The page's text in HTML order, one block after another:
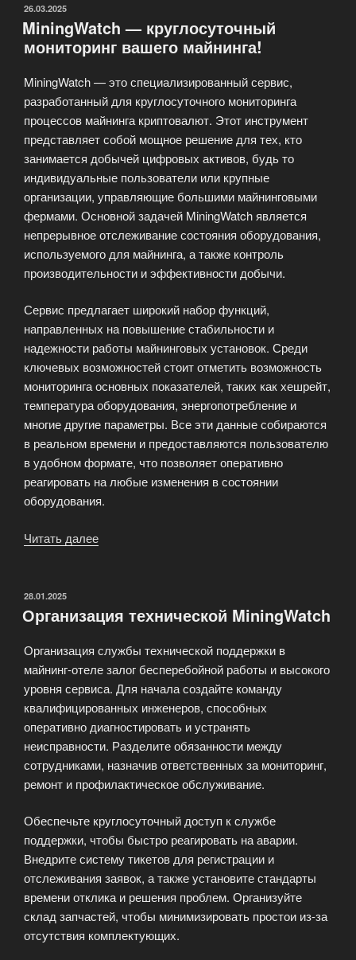
ОПУБЛИКОВАНО
26.03.2025
MiningWatch — круглосуточный
мониторинг вашего майнинга!
MiningWatch — это специализированный сервис,
разработанный для круглосуточного мониторинга
процессов майнинга криптовалют. Этот инструмент
представляет собой мощное решение для тех, кто
занимается добычей цифровых активов, будь то
индивидуальные пользователи или крупные
организации, управляющие большими майнинговыми
фермами. Основной задачей MiningWatch является
непрерывное отслеживание состояния оборудования,
используемого для майнинга, а также контроль
производительности и эффективности добычи.
Сервис предлагает широкий набор функций,
направленных на повышение стабильности и
надежности работы майнинговых установок. Среди
ключевых возможностей стоит отметить возможность
мониторинга основных показателей, таких как хешрейт,
температура оборудования, энергопотребление и
многие другие параметры. Все эти данные собираются
в реальном времени и предоставляются пользователю
в удобном формате, что позволяет оперативно
реагировать на любые изменения в состоянии
оборудования.
Читать далее
вашего
ОПУБЛИКОВАНО
28.01.2025
Организация технической MiningWatch
Организация службы технической поддержки в
майнинг-отеле залог бесперебойной работы и высокого
уровня сервиса. Для начала создайте команду
квалифицированных инженеров, способных
оперативно диагностировать и устранять
неисправности. Разделите обязанности между
сотрудниками, назначив ответственных за мониторинг,
ремонт и профилактическое обслуживание.
Обеспечьте круглосуточный доступ к службе
поддержки, чтобы быстро реагировать на аварии.
Внедрите систему тикетов для регистрации и
отслеживания заявок, а также установите стандарты
времени отклика и решения проблем. Организуйте
склад запчастей, чтобы минимизировать простои из-за
отсутствия комплектующих.